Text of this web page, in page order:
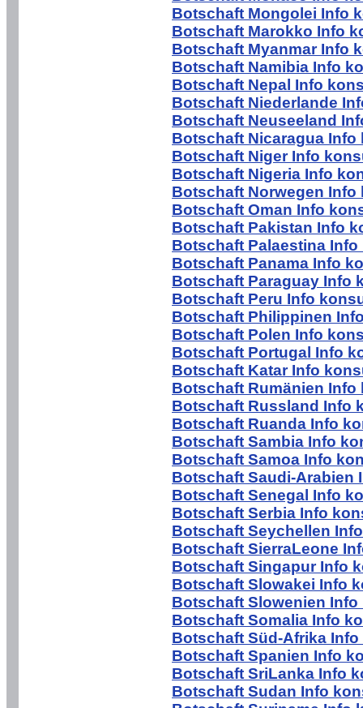
Botschaft Mongolei Info
Botschaft Marokko Info
Botschaft Myanmar Info
Botschaft Namibia Info
Botschaft Nepal Info
Botschaft Niederlande
Botschaft Neuseeland
Botschaft Nicaragua Info
Botschaft Niger Info
Botschaft Nigeria Info
Botschaft Norwegen Info
Botschaft Oman Info
Botschaft Pakistan Info
Botschaft Palaestina
Botschaft Panama Info
Botschaft Paraguay Info
Botschaft Peru Info
Botschaft Philippinen
Botschaft Polen Info
Botschaft Portugal Info
Botschaft Katar Info
Botschaft Rumänien Info
Botschaft Russland Info
Botschaft Ruanda Info
Botschaft Sambia Info
Botschaft Samoa Info
Botschaft Saudi-Arabien
Botschaft Senegal Info
Botschaft Serbia Info
Botschaft Seychellen
Botschaft SierraLeone
Botschaft Singapur Info
Botschaft Slowakei Info
Botschaft Slowenien
Botschaft Somalia Info
Botschaft Süd-Afrika
Botschaft Spanien Info
Botschaft SriLanka Info
Botschaft Sudan Info